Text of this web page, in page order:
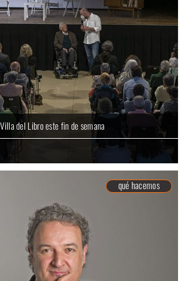
del Libro este fin de semana
qué hacemos